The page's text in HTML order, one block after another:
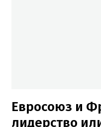
Евросоюз и
лидерство